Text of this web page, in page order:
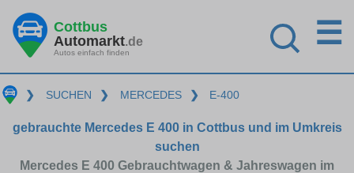
Cottbus
Automarkt.de
Autos einfach finden
☰
❯ SUCHEN ❯ MERCEDES ❯ E-400
gebrauchte Mercedes E 400 in Cottbus und im Umkreis
suchen
Mercedes E 400 Gebrauchtwagen & Jahreswagen im